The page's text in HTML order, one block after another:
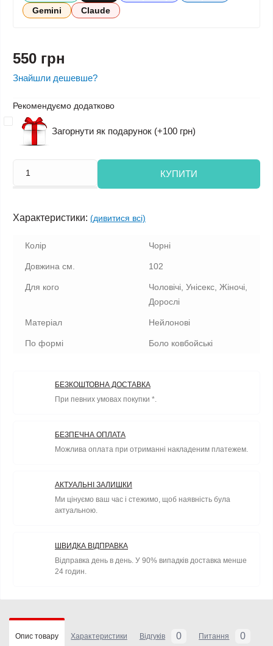
Gemini
Claude
550 грн
Знайшли дешевше?
Рекомендуємо додатково
Загорнути як подарунок (+100 грн)
КУПИТИ
Характеристики: (дивитися всі)
Колір Чорні
Довжина см. 102
Для кого
Чоловічі, Унісекс, Жіночі,
Дорослі
Матеріал Нейлонові
По формі Боло ковбойські
БЕЗКОШТОВНА ДОСТАВКА
При певних умовах покупки *.
БЕЗПЕЧНА ОПЛАТА
Можлива оплата при отриманні накладеним платежем.
АКТУАЛЬНІ ЗАЛИШКИ
Ми цінуємо ваш час і стежимо, щоб наявність була
актуальною.
ШВИДКА ВІДПРАВКА
Відправка день в день. У 90% випадків доставка менше
24 годин.
Опис товару Характеристики Відгуків 0 Питання 0